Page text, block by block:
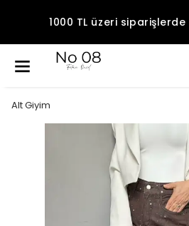
1000 TL üzeri
Alt Giyim